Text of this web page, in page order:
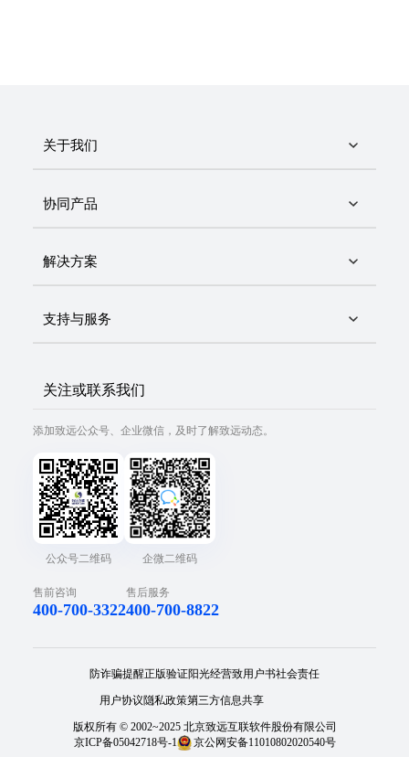
关于我们
协同产品
解决方案
支持与服务
关注或联系我们
添加致远公众号、企业微信，及时了解致远动态。
公众号二维码 企微二维码
售前咨询
400-700-3322
售后服务
400-700-8822
防诈骗提醒正版验证阳光经营致用户书社会责任
用户协议隐私政策第三方信息共享
版权所有 © 2002~2025 北京致远互联软件股份有限公司
京ICP备05042718号-1
京公网安备11010802020540号